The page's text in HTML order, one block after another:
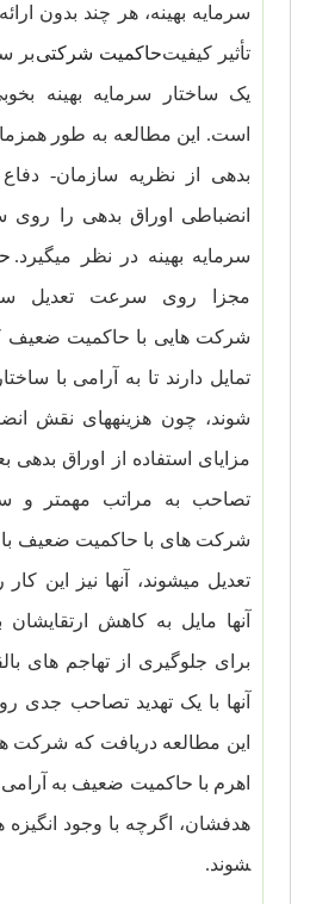
سرمایه بهینه، هر چند بدون
تأثیر کیفیتحاکمیت شرکتیبر
یک ساختار سرمایه بهینه
است. این مطالعه به طور
بدهی از نظریه سازمان-
انضباطی اوراق بدهی را روی
سرمایه بهینه در نظر می­گیرد.
مجزا روی سرعت تعدیل
شرکت­ هایی با حاکمیت ضعیف
تمایل دارند تا به آرامی با
شوند، چون هزینه­های نقش
مزایای استفاده از اوراق بدهی
تصاحب به مراتب مهم­تر و
شرکت­ های با حاکمیت ضعیف
تعدیل می­شوند، آنها نیز این
آنها مایل به کاهش
برای جلوگیری از تهاجم ­های
آنها با یک تهدید تصاحب جدی
این مطالعه دریافت که شرکت­
اهرم با حاکمیت ضعیف به­
هدفشان، اگرچه با وجود
شوند.